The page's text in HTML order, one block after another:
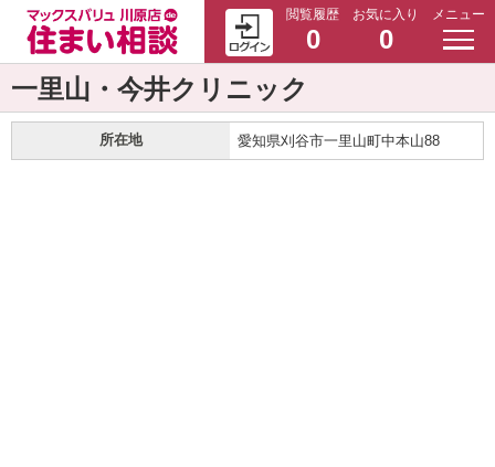
閲覧履歴
0
お気に入り
0
メニュー
一里山・今井クリニック
所在地 愛知県刈谷市一里山町中本山88